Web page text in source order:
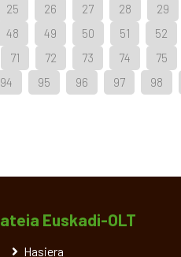
25
26 27 28 29
48
49 50 51 52
71
72 73 74 75
94
95 96 97 98
ateia Euskadi-OLT
Hasiera